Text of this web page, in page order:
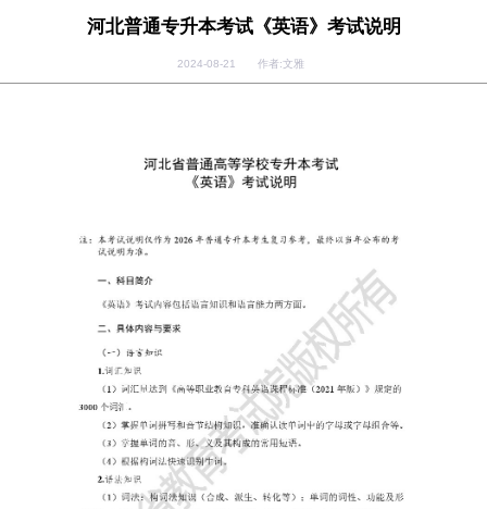
河北普通专升本考试《英语》考试说明
2024-08-21 作者:文雅